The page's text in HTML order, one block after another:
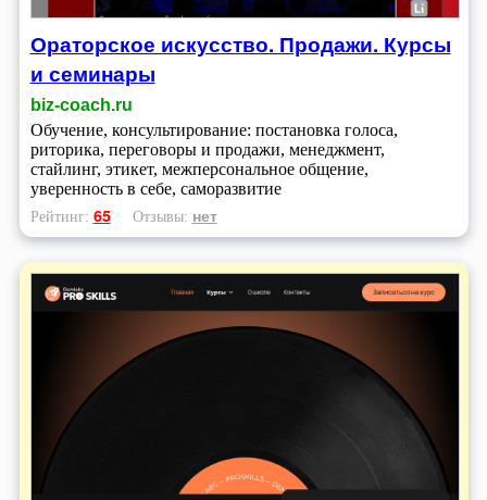
Ораторское искусство. Продажи. Курсы
и семинары
biz-coach.ru
Обучение, консультирование: постановка голоса,
риторика, переговоры и продажи, менеджмент,
стайлинг, этикет, межперсональное общение,
уверенность в себе, саморазвитие
Рейтинг: 65 Отзывы: нет